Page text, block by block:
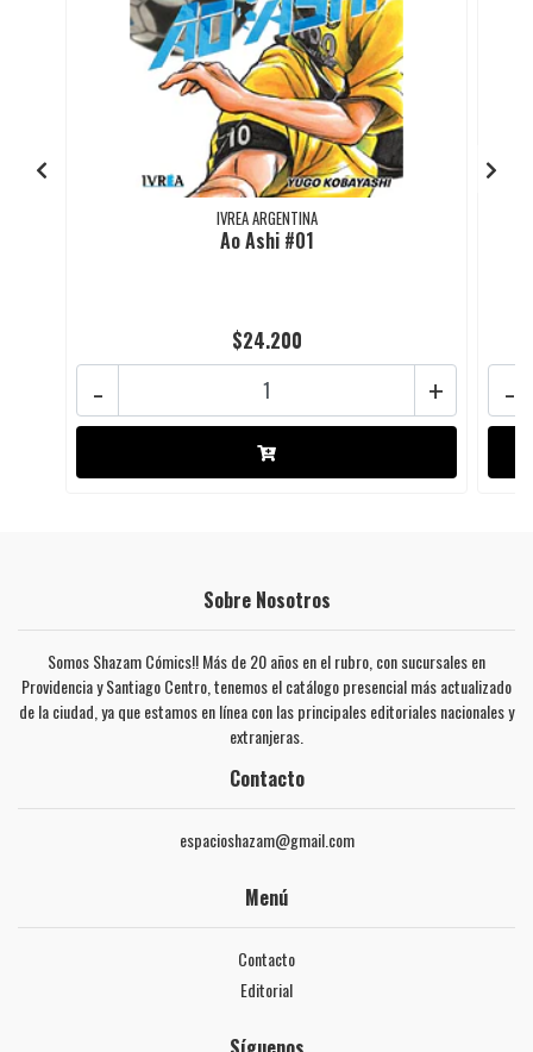
IVREA ARGENTINA
Ao Ashi #01
$24.200
+
- -
Sobre Nosotros
Somos Shazam Cómics!! Más de 20 años en el rubro, con sucursales en
Providencia y Santiago Centro, tenemos el catálogo presencial más actualizado
de la ciudad, ya que estamos en línea con las principales editoriales nacionales y
extranjeras.
Contacto
espacioshazam@gmail.com
Menú
Contacto
Editorial